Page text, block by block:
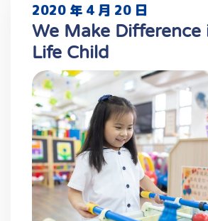
2020 年 4 月 20 日
We Make Difference
Life Child